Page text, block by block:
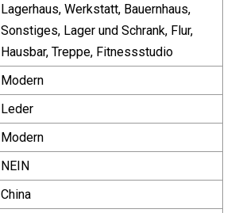
Lagerhaus, Werkstatt, Bauernhaus,
Sonstiges, Lager und Schrank, Flur,
Hausbar, Treppe, Fitnessstudio
Modern
Leder
Modern
NEIN
China